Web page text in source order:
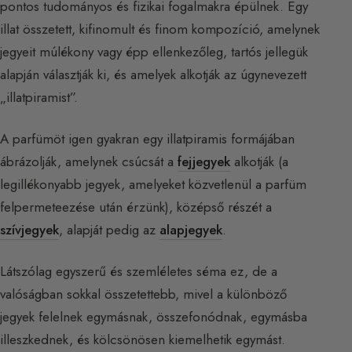
pontos tudományos és fizikai fogalmakra épülnek. Egy
illat összetett, kifinomult és finom kompozíció, amelynek
jegyeit múlékony vagy épp ellenkezőleg, tartós jellegük
alapján választják ki, és amelyek alkotják az úgynevezett
„illatpiramist”.
A parfümöt igen gyakran egy illatpiramis formájában
ábrázolják, amelynek csúcsát a fejjegyek alkotják (a
legillékonyabb jegyek, amelyeket közvetlenül a parfüm
felpermeteezése után érzünk), középső részét a
szívjegyek, alapját pedig az alapjegyek.
Látszólag egyszerű és szemléletes séma ez, de a
valóságban sokkal összetettebb, mivel a különböző
jegyek felelnek egymásnak, összefonódnak, egymásba
illeszkednek, és kölcsönösen kiemelhetik egymást.